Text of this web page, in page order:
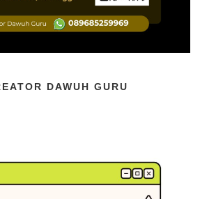
DAWUH GURU